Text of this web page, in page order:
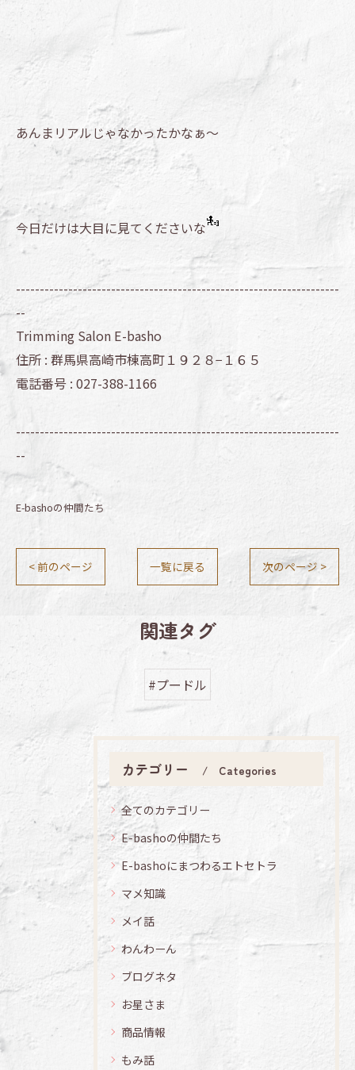
あんまリアルじゃなかったかなぁ～
今日だけは大目に見てくださいな
--------------------------------------------------------------------
--
Trimming Salon E-basho
住所 : 群馬県高崎市棟高町１９２８−１６５
電話番号 : 027-388-1166
--------------------------------------------------------------------
--
E-bashoの仲間たち
< 前のページ 一覧に戻る 次のページ >
関連タグ
#プードル
カテゴリー Categories
全てのカテゴリー
E-bashoの仲間たち
E-bashoにまつわるエトセトラ
マメ知識
メイ話
わんわーん
ブログネタ
お星さま
商品情報
もみ話